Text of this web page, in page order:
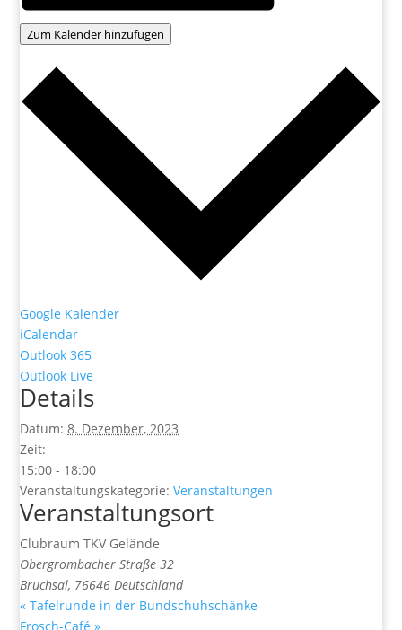
Zum Kalender hinzufügen
Google Kalender
iCalendar
Outlook 365
Outlook Live
Details
Datum: 8. Dezember, 2023
Zeit:
15:00 - 18:00
Veranstaltungskategorie: Veranstaltungen
Veranstaltungsort
Clubraum TKV Gelände
Obergrombacher Straße 32
Bruchsal, 76646 Deutschland
« Tafelrunde in der Bundschuhschänke
Frosch-Café»